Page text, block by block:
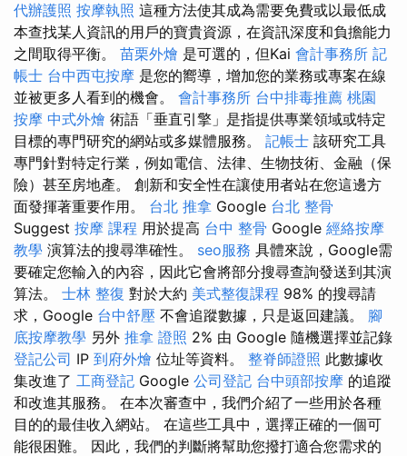
代辦護照 按摩執照 這種方法使其成為需要免費或以最低成
本查找某人資訊的用戶的寶貴資源，在資訊深度和負擔能力
之間取得平衡。 苗栗外燴 是可選的，但Kai 會計事務所 記
帳士 台中西屯按摩 是您的嚮導，增加您的業務或專案在線
並被更多人看到的機會。 會計事務所 台中排毒推薦 桃園
按摩 中式外燴 術語「垂直引擎」是指提供專業領域或特定
目標的專門研究的網站或多媒體服務。 記帳士 該研究工具
專門針對特定行業，例如電信、法律、生物技術、金融（保
險）甚至房地產。 創新和安全性在讓使用者站在您這邊方
面發揮著重要作用。 台北 推拿 Google 台北 整骨
Suggest 按摩 課程 用於提高 台中 整骨 Google 經絡按摩
教學 演算法的搜尋準確性。 seo服務 具體來說，Google需
要確定您輸入的內容，因此它會將部分搜尋查詢發送到其演
算法。 士林 整復 對於大約 美式整復課程 98% 的搜尋請
求，Google 台中舒壓 不會追蹤數據，只是返回建議。 腳
底按摩教學 另外 推拿 證照 2% 由 Google 隨機選擇並記錄
登記公司 IP 到府外燴 位址等資料。 整脊師證照 此數據收
集改進了 工商登記 Google 公司登記 台中頭部按摩 的追蹤
和改進其服務。 在本次審查中，我們介紹了一些用於各種
目的的最佳收入網站。 在這些工具中，選擇正確的一個可
能很困難。 因此，我們的判斷將幫助您撥打適合您需求的